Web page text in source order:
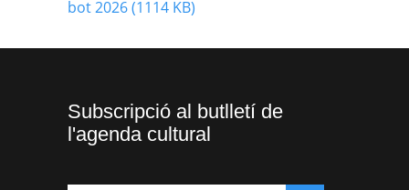
bot 2026 (1114 KB)
Subscripció al butlletí de
l'agenda cultural